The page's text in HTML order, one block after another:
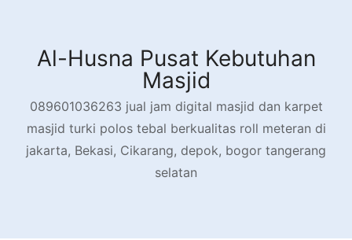
contentAl-Husna Pusat Kebutuhan
Masjid
089601036263 jual jam digital masjid dan karpet
masjid turki polos tebal berkualitas roll meteran di
jakarta, Bekasi, Cikarang, depok, bogor tangerang
selatan